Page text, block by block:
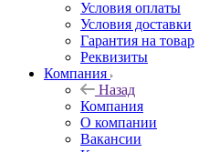
Условия оплаты
Условия доставки
Гарантия на товар
Реквизиты
Компания
Назад
Компания
О компании
Вакансии